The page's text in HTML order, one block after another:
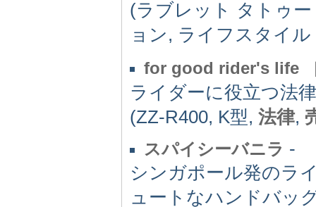
(ラブレット タトゥ
ョン, ライフスタイ
for good rider's life
ライダーに役立つ法
(ZZ-R400, K型, 法律,
スパイシーバニラ -
シンガポール発のラ
ュートなハンドバッ